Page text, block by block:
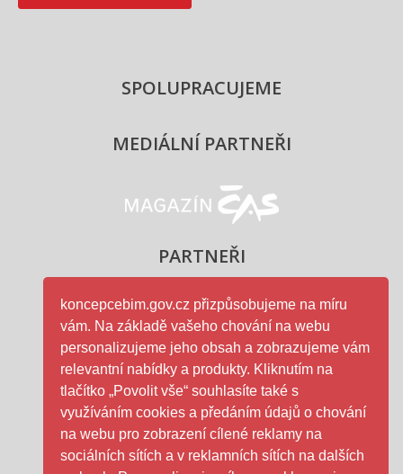
SPOLUPRACUJEME
MEDIÁLNÍ PARTNEŘI
Magazín ČAS - logo
PARTNEŘI
Ministerstvo průmyslu a
ČAS - logo
koncepcebim.gov.cz přizpůsobujeme na míru
vám. Na základě vašeho chování na webu
personalizujeme jeho obsah a zobrazujeme vám
relevantní nabídky a produkty. Kliknutím na
tlačítko „Povolit vše“ souhlasíte také s
využíváním cookies a předáním údajů o chování
na webu pro zobrazení cílené reklamy na
sociálních sítích a v reklamních sítích na dalších